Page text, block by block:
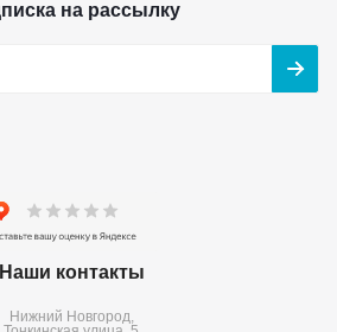
на рассылку
Наши контакты
Нижний Новгород,